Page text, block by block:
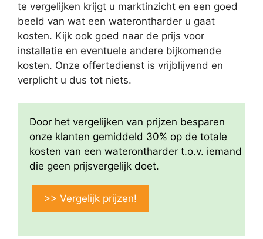
te vergelijken krijgt u marktinzicht en een goed
beeld van wat een waterontharder u gaat
kosten. Kijk ook goed naar de prijs voor
installatie en eventuele andere bijkomende
kosten. Onze offertedienst is vrijblijvend en
verplicht u dus tot niets.
Door het vergelijken van prijzen besparen
onze klanten gemiddeld 30% op de totale
kosten van een waterontharder t.o.v. iemand
die geen prijsvergelijk doet.
>> Vergelijk prijzen!